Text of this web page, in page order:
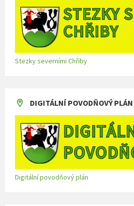
Stezky severními Chřiby
DIGITÁLNÍ POVODŇOVÝ PLÁN
Digitální povodňový plán